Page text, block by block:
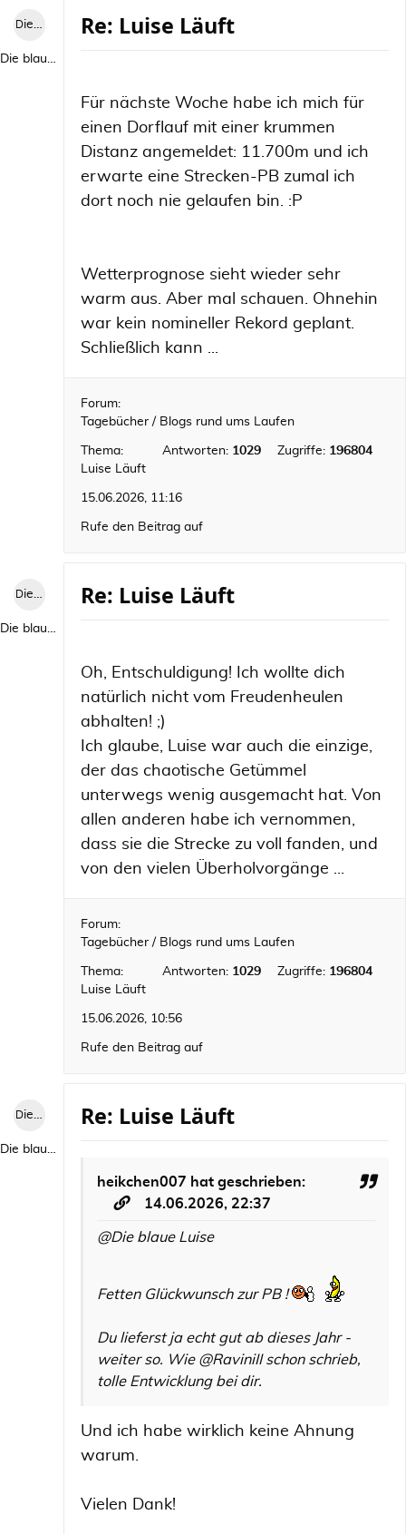
Die blaue Luise
Die blaue Luise
Re: Luise Läuft
Für nächste Woche habe ich mich für
einen Dorflauf mit einer krummen
Distanz angemeldet: 11.700m und ich
erwarte eine Strecken-PB zumal ich
dort noch nie gelaufen bin. :P
Wetterprognose sieht wieder sehr
warm aus. Aber mal schauen. Ohnehin
war kein nomineller Rekord geplant.
Schließlich kann ...
Forum:
Tagebücher / Blogs rund ums Laufen
Thema:
Luise Läuft
Antworten: 1029 Zugriffe: 196804
15.06.2026, 11:16
Rufe den Beitrag auf
Die blaue Luise
Die blaue Luise
Re: Luise Läuft
Oh, Entschuldigung! Ich wollte dich
natürlich nicht vom Freudenheulen
abhalten! ;)
Ich glaube, Luise war auch die einzige,
der das chaotische Getümmel
unterwegs wenig ausgemacht hat. Von
allen anderen habe ich vernommen,
dass sie die Strecke zu voll fanden, und
von den vielen Überholvorgänge ...
Forum:
Tagebücher / Blogs rund ums Laufen
Thema:
Luise Läuft
Antworten: 1029 Zugriffe: 196804
15.06.2026, 10:56
Rufe den Beitrag auf
Die blaue Luise
Die blaue Luise
Re: Luise Läuft
heikchen007 hat geschrieben:
14.06.2026, 22:37
@Die blaue Luise
Fetten Glückwunsch zur PB !
Du lieferst ja echt gut ab dieses Jahr -
weiter so. Wie @RaviniII schon schrieb,
tolle Entwicklung bei dir.
Und ich habe wirklich keine Ahnung
warum.
Vielen Dank!